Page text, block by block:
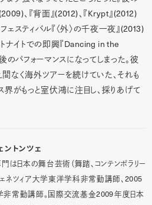
、『背面』(2012)、『Krypt』(2012)
スティバル『〈外〉の千夜一夜』(2013)
ナイトでの即興『Dancing in the
パフォーマンスになってしまった。彼
なく海外ツアーを続けていた、それも
界がもっと室伏鴻に注目し、採りあげて
ントンツェ
は日本の舞台芸術（舞踏、コンテンポラリー
ネツィア大学東洋学科非常勤講師、 2005
非常勤講師。国際交流基金2009年度日本